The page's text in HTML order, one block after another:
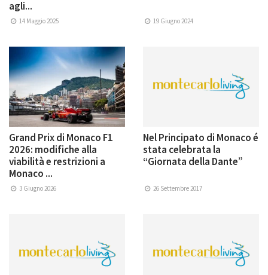
agli...
14 Maggio 2025 19 Giugno 2024
Grand Prix di Monaco F1
2026: modifiche alla
viabilità e restrizioni a
Monaco ...
3 Giugno 2026
Nel Principato di Monaco é
stata celebrata la
“Giornata della Dante”
26 Settembre 2017